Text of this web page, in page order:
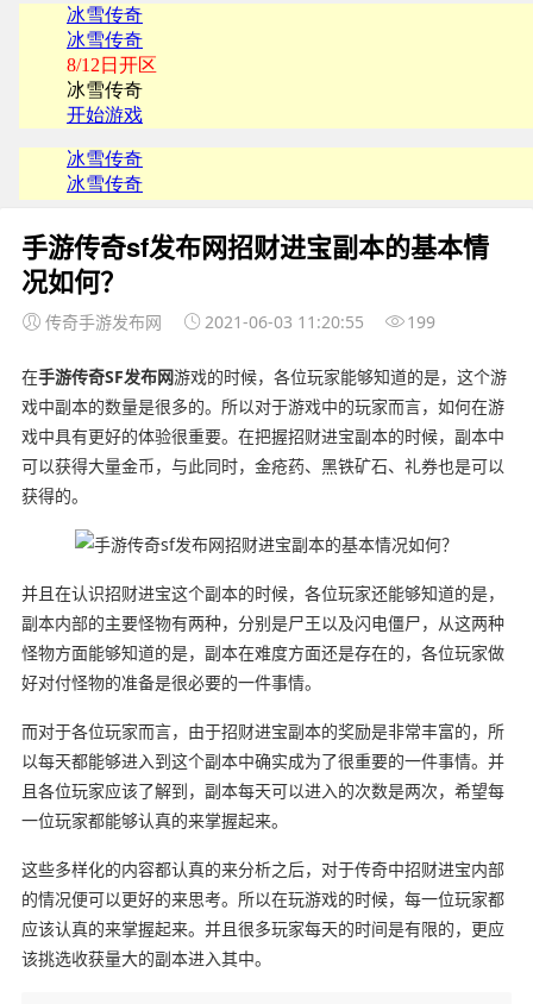
手游传奇sf发布网招财进宝副本的基本情
况如何？
传奇手游发布网 2021-06-03 11:20:55 199
在手游传奇SF发布网游戏的时候，各位玩家能够知道的是，这个游
戏中副本的数量是很多的。所以对于游戏中的玩家而言，如何在游
戏中具有更好的体验很重要。在把握招财进宝副本的时候，副本中
可以获得大量金币，与此同时，金疮药、黑铁矿石、礼券也是可以
获得的。
并且在认识招财进宝这个副本的时候，各位玩家还能够知道的是，
副本内部的主要怪物有两种，分别是尸王以及闪电僵尸，从这两种
怪物方面能够知道的是，副本在难度方面还是存在的，各位玩家做
好对付怪物的准备是很必要的一件事情。
而对于各位玩家而言，由于招财进宝副本的奖励是非常丰富的，所
以每天都能够进入到这个副本中确实成为了很重要的一件事情。并
且各位玩家应该了解到，副本每天可以进入的次数是两次，希望每
一位玩家都能够认真的来掌握起来。
这些多样化的内容都认真的来分析之后，对于传奇中招财进宝内部
的情况便可以更好的来思考。所以在玩游戏的时候，每一位玩家都
应该认真的来掌握起来。并且很多玩家每天的时间是有限的，更应
该挑选收获量大的副本进入其中。